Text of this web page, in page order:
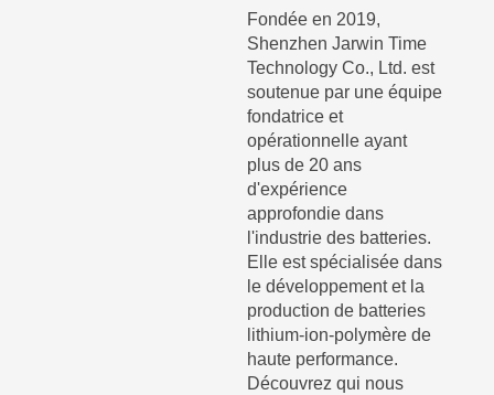
Fondée en 2019,
Shenzhen Jarwin Time
Technology Co., Ltd. est
soutenue par une équipe
fondatrice et
opérationnelle ayant
plus de 20 ans
d'expérience
approfondie dans
l'industrie des batteries.
Elle est spécialisée dans
le développement et la
production de batteries
lithium-ion-polymère de
haute performance.
Découvrez qui nous